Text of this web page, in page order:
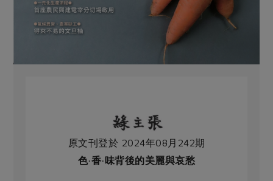
原文刊登於 2024年08月242期
色·香·味背後的美麗與哀愁